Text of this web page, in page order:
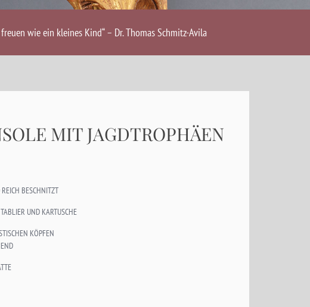
wie ein kleines Kind“ – Dr. Thomas Schmitz-Avila
MIT JAGDTROPHÄEN
BESCHNITZT
UND KARTUSCHE
KÖPFEN